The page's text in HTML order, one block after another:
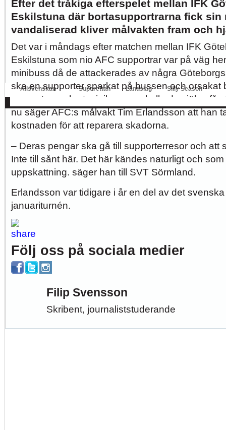
Hur länge orkar Swärdh? Under en längre tid har kritiken mot Kalmar FFs...
Image:
Bäst i stan efter sex... Inte för att det kanske har så stor betydelse i...
Allsvenskan
Superettan Landslag Silly Season
Efter det tråkiga efterspelet mellan IFK
Eskilstuna där bortasupportrarna fick sin
vandaliserad kliver målvakten fram och
Det var i måndags efter matchen mellan IFK
Eskilstuna som nio AFC supportrar var på väg
minibuss då de attackerades av några
ska en supporter sparkat på bussen och orsakat
supportrarna hyrt minibussen skulle de själva få
nu säger AFC:s målvakt Tim Erlandsson att han
kostnaden för att reparera skadorna.
– Deras pengar ska gå till supporterresor och att
Inte till sånt här. Det här kändes naturligt och
uppskattning. säger han till SVT Sörmland.
Erlandsson var tidigare i år en del av det
januariturnén.
Följ oss på sociala medier
Filip Svensson
Skribent, journaliststuderande